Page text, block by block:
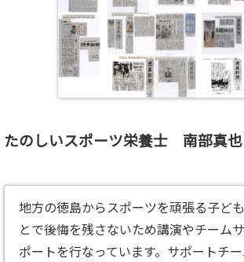
たのしいスポーツ栄養士 南部真也
地方の徳島からスポーツを頑張る子ど
とで後悔を残さないため講演やチーム
ポートを行なっています。サポートチ